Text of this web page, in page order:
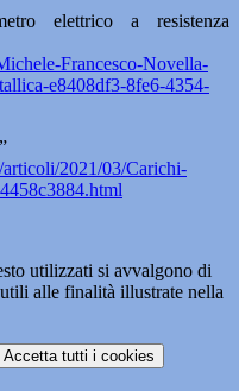
elettrico a resistenza
Francesco-Novella-
e8408df3-8fe6-4354-
2021/03/Carichi-
utilizzati si avvalgono di
alle finalità illustrate nella
Accetta tutti i cookies